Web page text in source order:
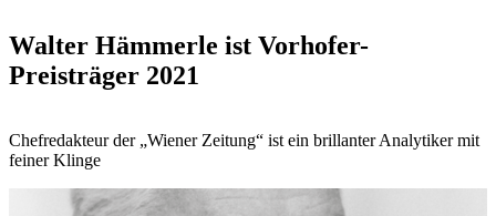
Walter Hämmerle ist Vorhofer-
Preisträger 2021
Chefredakteur der „Wiener Zeitung“ ist ein brillanter Analytiker mit
feiner Klinge